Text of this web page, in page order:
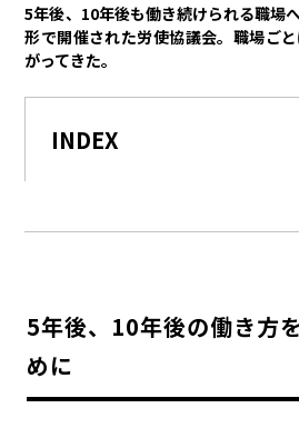
スポーツ
クルマ
テクノロジー
カーボンニュートラル
5年後、10年後も働き続けられる職場
形で開催された労使協議会。職場ご
がってきた。
INDEX
5年後、10年後の働き方
めに